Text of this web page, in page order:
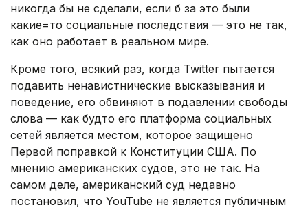
никогда бы не сделали, если б за это были
какие=то социальные последствия — это не так,
как оно работает в реальном мире.
Кроме того, всякий раз, когда Twitter пытается
подавить ненавистнические высказывания и
поведение, его обвиняют в подавлении свободы
слова — как будто его платформа социальных
сетей является местом, которое защищено
Первой поправкой к Конституции США. По
мнению американских судов, это не так. На
самом деле, американский суд недавно
постановил, что YouTube не является публичным